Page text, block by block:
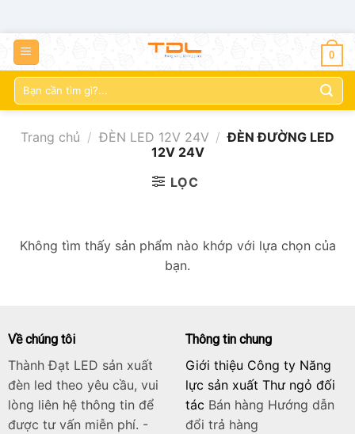
Skip
to
content
0
Tìm
kiếm:
Trang chủ / ĐÈN LED 12V 24V / ĐÈN ĐƯỜNG LED
12V 24V
LỌC
Không tìm thấy sản phẩm nào khớp với lựa chọn của
bạn.
Về chúng tôi
Thành Đạt LED sản xuất
đèn led theo yêu cầu, vui
lòng liên hệ thông tin để
được tư vấn miễn phí. -
Thông tin chung
Giới thiệu Công ty Năng
lực sản xuất Thư ngỏ đối
tác Bán hàng Hướng dẫn
đổi trả hàng